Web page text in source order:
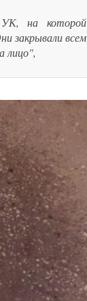
УК, на которой
закрывали всем
лицо",